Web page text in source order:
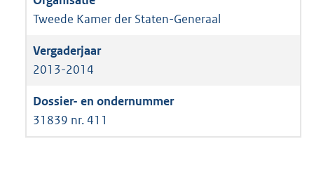
Tweede Kamer der Staten-Generaal
2013-2014
31839 nr. 411